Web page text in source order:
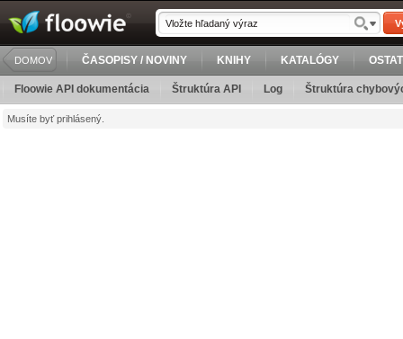
DOMOV ČASOPISY / NOVINY KNIHY KATALÓGY
Floowie API dokumentácia Štruktúra API Log Štruktúra
Musíte byť prihlásený.